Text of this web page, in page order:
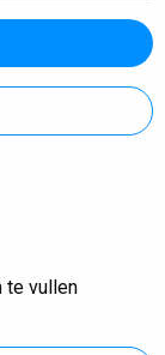
te vullen